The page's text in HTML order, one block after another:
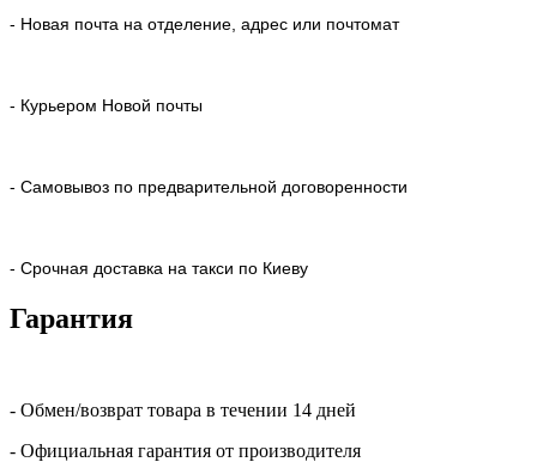
- Новая почта на отделение, адрес или почтомат
- Курьером Новой почты
- Самовывоз по предварительной договоренности
- Срочная доставка на такси по Киеву
Гарантия
- Обмен/возврат товара в течении 14 дней
- Официальная гарантия от производителя